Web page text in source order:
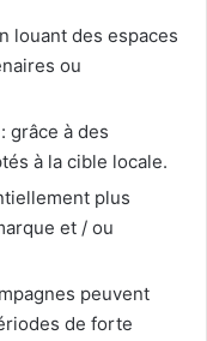
louant des espaces
ou
grâce à des
à la cible locale.
plus
et / ou
peuvent
de forte